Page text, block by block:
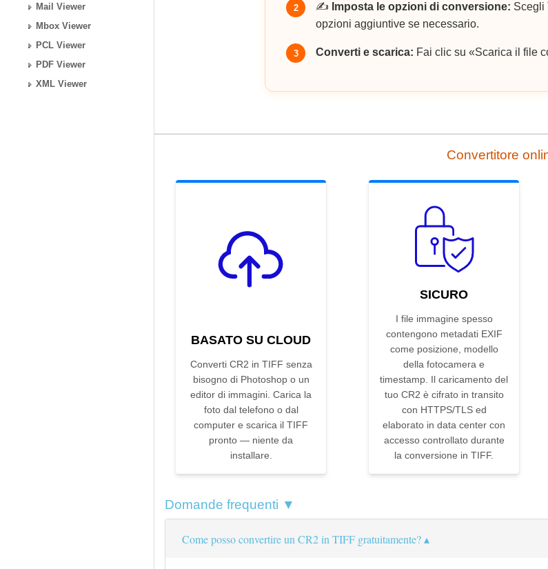
Mail Viewer
Mbox Viewer
PCL Viewer
PDF Viewer
XML Viewer
2 ✍️ Imposta le opzioni di conversione: Scegli
opzioni aggiuntive se necessario.
3 Converti e scarica: Fai clic su «Scarica il file
Convertitore
BASATO SU CLOUD
Converti CR2 in TIFF senza
bisogno di Photoshop o un
editor di immagini. Carica la
foto dal telefono o dal
computer e scarica il TIFF
pronto — niente da
installare.
SICURO
I file immagine spesso
contengono metadati EXIF
come posizione, modello
della fotocamera e
timestamp. Il caricamento del
tuo CR2 è cifrato in transito
con HTTPS/TLS ed
elaborato in data center con
accesso controllato durante
la conversione in TIFF.
Domande frequenti ▼
Come posso convertire un CR2 in TIFF gratuitamente?